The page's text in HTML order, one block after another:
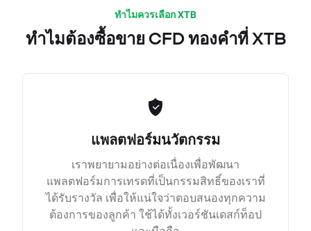
ทำไมควรเลือก XTB
ทำไมต้องซื้อขาย CFD ทองคำที่ XTB
แพลตฟอร์มนวัตกรรม
เราพยายามอย่างต่อเนื่องเพื่อพัฒนา
แพลตฟอร์มการเทรดที่เป็นกรรมสิทธิ์ของเราที่
ได้รับรางวัล เพื่อให้แน่ใจว่าตอบสนองทุกความ
ต้องการของลูกค้า ใช้ได้ทั้งเวอร์ชันเดสก์ท็อป